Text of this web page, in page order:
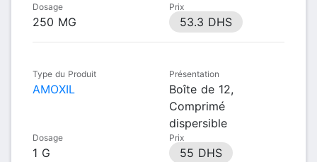
Dosage
250 MG
Prix
53.3 DHS
Type du Produit
AMOXIL
Présentation
Boîte de 12,
Comprimé
dispersible
Dosage
1 G
Prix
55 DHS